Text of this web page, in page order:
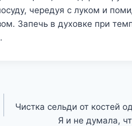
чередуя с луком и
Запечь в духовке при
Чистка сельди от костей
Я и не думала,